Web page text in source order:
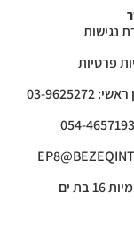
נגישות
פרטיות
03-9625272
16 בת ים